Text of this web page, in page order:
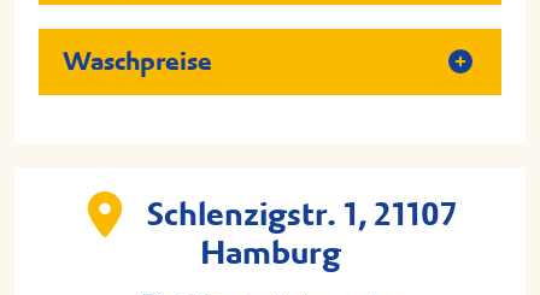
Waschpreise
Schlenzigstr. 1, 21107
Hamburg